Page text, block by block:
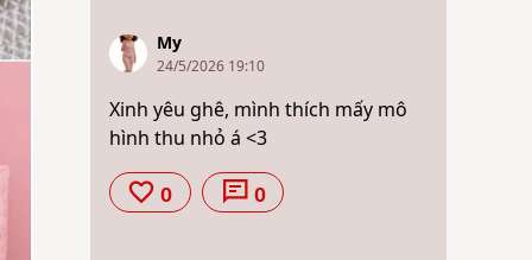
My
24/5/2026 19:10
Xinh yêu ghê, mình thích mấy mô
hình thu nhỏ á <3
0 0